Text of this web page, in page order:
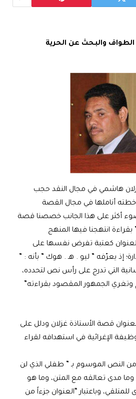
والبحث عن الحرية
هاشمي في مجال النقد حجب
خطته أناملها في مجال القصة
أكثر على هذا الجانب خصصنا قصة
انتهجنا فيها المنهج
العنوان كعتبة تفرض نفسها على
إذ يعرّفه ” ليو . هـ . هوك ” بأنه : ”
التي تدرج على رأس نص لتحدده،
وتغري الجمهور المقصود بقراءته”
قصة الأستاذة غزلان ودلل على
الإغرائية في استهدافه لقراء
النص الموسوم بـ ” طفلي الذي لن
وما مدى تعالقه مع المتن، وما هو
للمتلقي، وباعتبار “العنوان جزءاً من